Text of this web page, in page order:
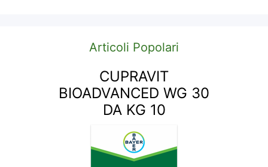
Articoli Popolari
CUPRAVIT
BIOADVANCED WG 30
DA KG 10